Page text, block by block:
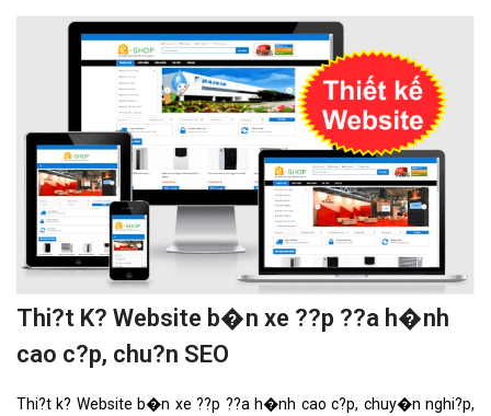
Thi?t K? Website b�n xe ??p ??a h�nh
cao c?p, chu?n SEO
Thi?t k? Website b�n xe ??p ??a h�nh cao c?p, chuy�n nghi?p,